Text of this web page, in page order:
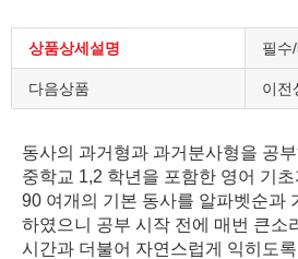
상품상세설명 필수
다음상품 이전
동사의 과거형과 과거분사형을 공
중학교 1,2 학년을 포함한 영어 기초
90 여개의 기본 동사를 알파벳순과
하였으니 공부 시작 전에 매번 큰소
시간과 더불어 자연스럽게 익히도